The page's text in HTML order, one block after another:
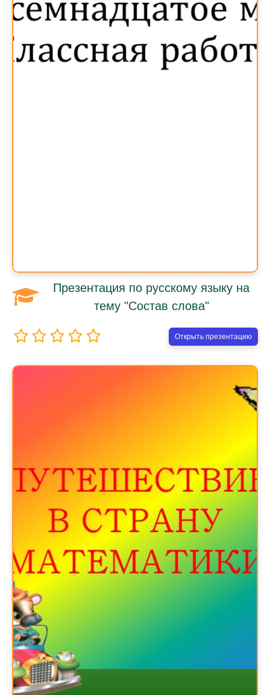
Презентация по русскому языку на
тему "Состав слова"
Открыть презентацию